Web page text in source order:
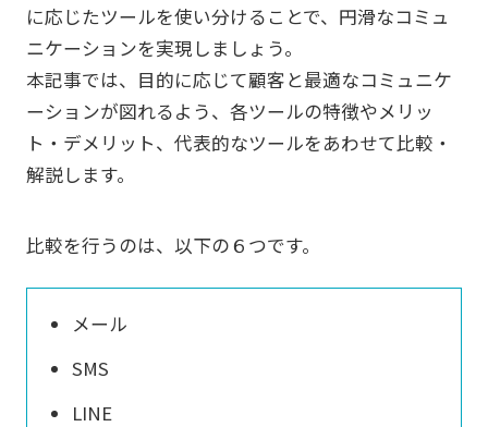
に応じたツールを使い分けることで、円滑なコミュ
ニケーションを実現しましょう。
本記事では、目的に応じて顧客と最適なコミュニケ
ーションが図れるよう、各ツールの特徴やメリッ
ト・デメリット、代表的なツールをあわせて比較・
解説します。
比較を行うのは、以下の６つです。
メール
SMS
LINE